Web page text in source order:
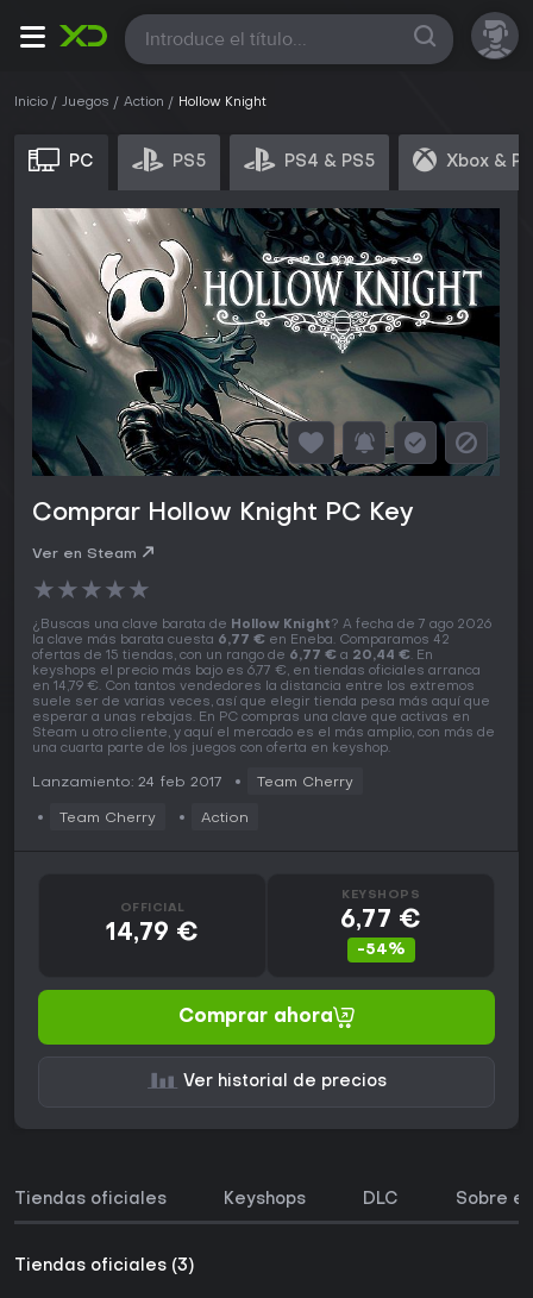
Todas
Inicio Juegos Action Hollow Knight
PC PS5 PS4 & PS5 Xbox &
Comprar Hollow Knight PC Key
Ver en Steam
★★★★★
¿Buscas una clave barata de Hollow Knight? A fecha de 7 ago 2026
la clave más barata cuesta 6,77 € en Eneba. Comparamos 42
ofertas de 15 tiendas, con un rango de 6,77 € a 20,44 €. En
keyshops el precio más bajo es 6,77 €, en tiendas oficiales arranca
en 14,79 €. Con tantos vendedores la distancia entre los extremos
suele ser de varias veces, así que elegir tienda pesa más aquí que
esperar a unas rebajas. En PC compras una clave que activas en
Steam u otro cliente, y aquí el mercado es el más amplio, con más de
una cuarta parte de los juegos con oferta en keyshop.
Lanzamiento: 24 feb 2017 Team Cherry
Team Cherry Action
OFFICIAL
14,79 €
KEYSHOPS
6,77 €
-54%
Comprar ahora
Ver historial de precios
Tiendas oficiales Keyshops DLC Sobre
Tiendas oficiales (3)